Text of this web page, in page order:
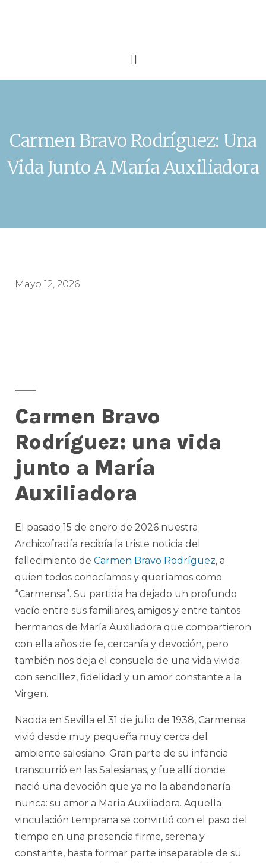
Carmen Bravo Rodríguez: Una
Vida Junto A María Auxiliadora
Mayo 12, 2026
Carmen Bravo
Rodríguez: una vida
junto a María
Auxiliadora
El pasado 15 de enero de 2026 nuestra
Archicofradía recibía la triste noticia del
fallecimiento de Carmen Bravo Rodríguez, a
quien todos conocíamos y queríamos como
“Carmensa”. Su partida ha dejado un profundo
vacío entre sus familiares, amigos y entre tantos
hermanos de María Auxiliadora que compartieron
con ella años de fe, cercanía y devoción, pero
también nos deja el consuelo de una vida vivida
con sencillez, fidelidad y un amor constante a la
Virgen.
Nacida en Sevilla el 31 de julio de 1938, Carmensa
vivió desde muy pequeña muy cerca del
ambiente salesiano. Gran parte de su infancia
transcurrió en las Salesianas, y fue allí donde
nació una devoción que ya no la abandonaría
nunca: su amor a María Auxiliadora. Aquella
vinculación temprana se convirtió con el paso del
tiempo en una presencia firme, serena y
constante, hasta formar parte inseparable de su